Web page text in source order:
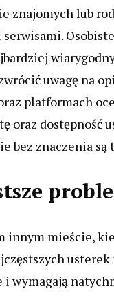
znajomych lub
Osobiste
uwagę na
platformach
oraz
bez znaczenia
innym mieście,
wymagają